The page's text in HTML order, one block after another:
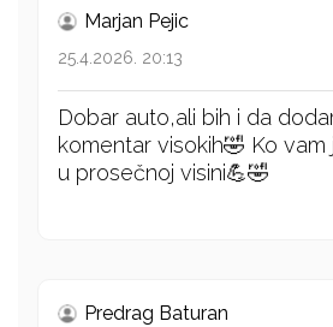
Marjan Pejic
25.4.2026. 20:13
Dobar auto,ali bih i da
komentar visokih🤣 Ko
u prosečnoj visini💪🤣
Predrag Baturan